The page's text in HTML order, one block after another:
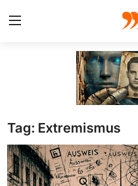
Galerie
GRAFIK
Tag: Extremismus